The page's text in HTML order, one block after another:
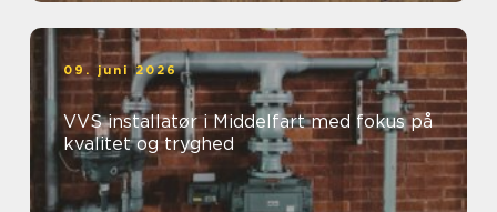
09. juni 2026
VVS installatør i Middelfart med fokus på
kvalitet og tryghed